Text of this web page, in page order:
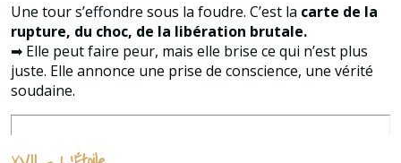
Une tour s’effondre sous la foudre. C’est la carte de la
rupture, du choc, de la libération brutale.
➡ Elle peut faire peur, mais elle brise ce qui n’est plus
juste. Elle annonce une prise de conscience, une vérité
soudaine.